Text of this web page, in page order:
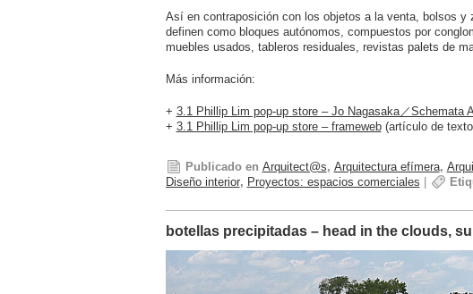
Así en contraposición con los objetos a la venta, bolsos
definen como bloques autónomos, compuestos por
muebles usados​​, tableros residuales, revistas palets de
Más información:
+ 3.1 Phillip Lim pop-up store – Jo Nagasaka／Schemata
+ 3.1 Phillip Lim pop-up store – frameweb(artículo de
Publicado en Arquitect@s, Arquitectura efímera,
Diseño interior, Proyectos: espacios comerciales
botellas precipitadas – head in the clouds,